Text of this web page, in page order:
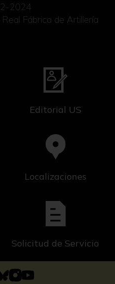
2024
Fábrica de Artillería
Editorial US
Localizaciones
Solicitud de Servicio